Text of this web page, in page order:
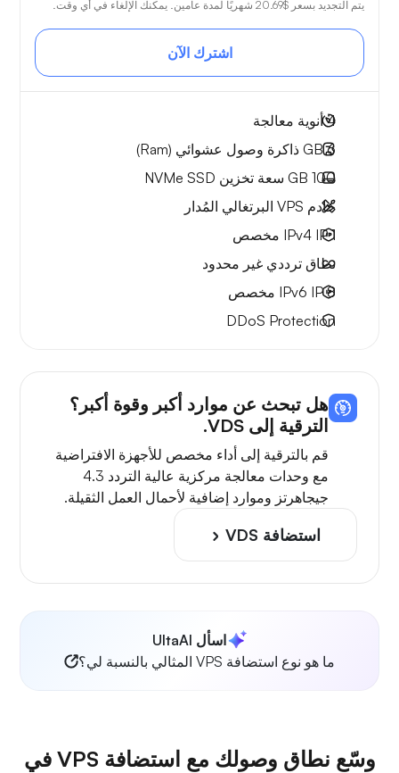
يتم التجديد بسعر $20.69 شهريًا لمدة عامين. يمكنك الإلغاء في أي وقت.
اشترك الآن
4أنوية معالجة
6 GB
ذاكرة وصول عشوائي (Ram)
100 GB
سعة تخزين NVMe SSD
خادم VPS البرتغالي المُدار
1 IPv4 IP مخصص
نطاق ترددي غير محدود
8 IPv6 IP مخصص
DDoS Protection
هل تبحث عن موارد أكبر وقوة أكبر؟
الترقية إلى VDS.
قم بالترقية إلى أداء مخصص للأجهزة الافتراضية
مع وحدات معالجة مركزية عالية التردد 4.3
جيجاهرتز وموارد إضافية لأحمال العمل الثقيلة.
استضافة VDS
اسأل UltaAI
ما هو نوع استضافة VPS المثالي بالنسبة لي؟
وسّع نطاق وصولك مع استضافة VPS في